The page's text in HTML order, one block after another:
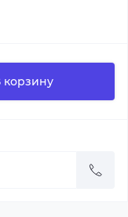
корзину